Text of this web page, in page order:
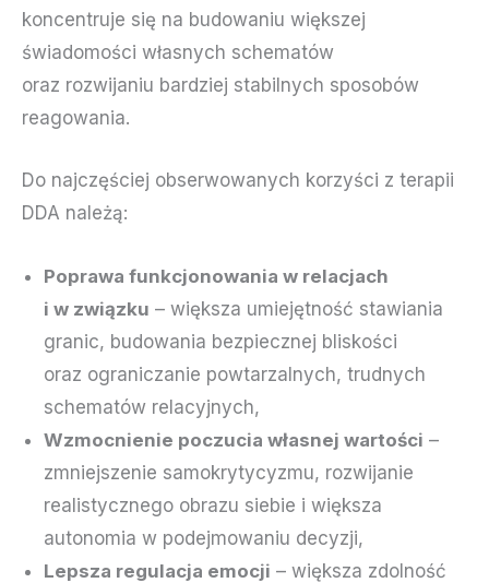
koncentruje się na budowaniu większej
świadomości własnych schematów
oraz rozwijaniu bardziej stabilnych sposobów
reagowania.
Do najczęściej obserwowanych korzyści z terapii
DDA należą:
Poprawa funkcjonowania w relacjach
i w związku – większa umiejętność stawiania
granic, budowania bezpiecznej bliskości
oraz ograniczanie powtarzalnych, trudnych
schematów relacyjnych,
Wzmocnienie poczucia własnej wartości –
zmniejszenie samokrytycyzmu, rozwijanie
realistycznego obrazu siebie i większa
autonomia w podejmowaniu decyzji,
Lepsza regulacja emocji – większa zdolność